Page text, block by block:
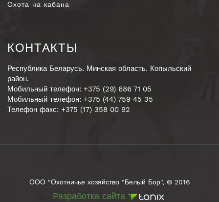
Охота на кабана
КОНТАКТЫ
Республика Беларусь. Минская область. Копыльский
район.
Мобильный телефон: +375 (29) 686 71 05
Мобильный телефон: +375 (44) 759 45 35
Телефон факс: +375 (17) 358 00 92
ООО "Охотничье хозяйство "Белый Бор", © 2016
Разработка сайта